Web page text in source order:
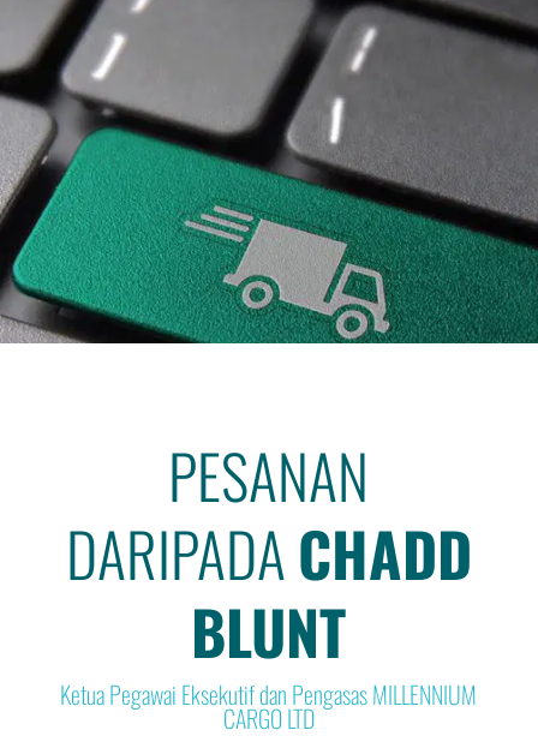
PESANAN
DARIPADACHADD
BLUNT
Ketua Pegawai Eksekutif dan Pengasas MILLENNIUM
CARGO LTD